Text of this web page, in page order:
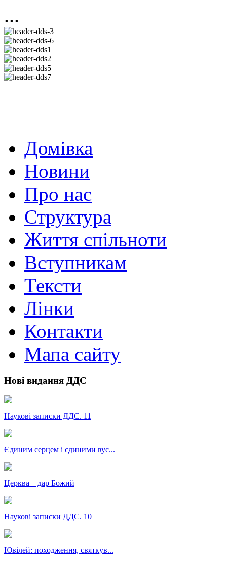
...
Домівка
Новини
Про нас
Структура
Життя спільноти
Вступникам
Тексти
Лінки
Контакти
Мапа сайту
Нові видання ДДС
Наукові записки ДДС. 11
Єдиним серцем і єдиними вус...
Церква – дар Божий
Наукові записки ДДС. 10
Ювілей: походження, святкув...